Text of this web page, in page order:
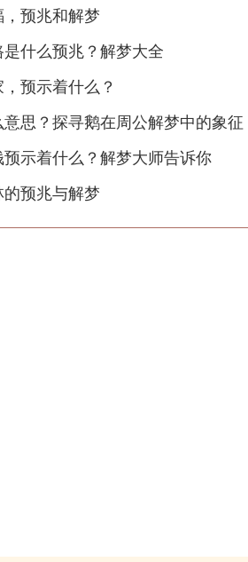
预兆和解梦
什么预兆？解梦大全
预示着什么？
思？探寻鹅在周公解梦中的象征
示着什么？解梦大师告诉你
预兆与解梦